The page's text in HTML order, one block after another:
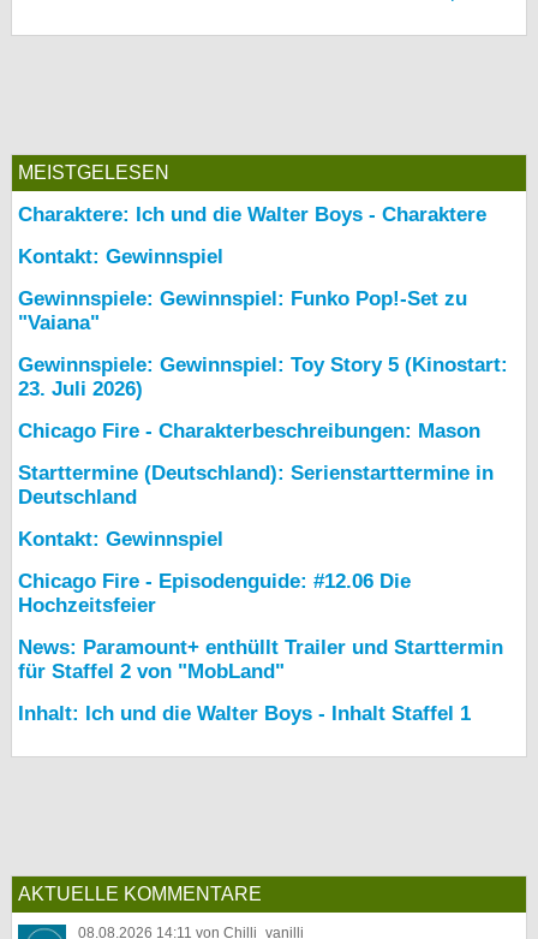
MEISTGELESEN
Charaktere: Ich und die Walter Boys - Charaktere
Kontakt: Gewinnspiel
Gewinnspiele: Gewinnspiel: Funko Pop!-Set zu
"Vaiana"
Gewinnspiele: Gewinnspiel: Toy Story 5 (Kinostart:
23. Juli 2026)
Chicago Fire - Charakterbeschreibungen: Mason
Starttermine (Deutschland): Serienstarttermine in
Deutschland
Kontakt: Gewinnspiel
Chicago Fire - Episodenguide: #12.06 Die
Hochzeitsfeier
News: Paramount+ enthüllt Trailer und Starttermin
für Staffel 2 von "MobLand"
Inhalt: Ich und die Walter Boys - Inhalt Staffel 1
AKTUELLE KOMMENTARE
08.08.2026 14:11 von Chilli_vanilli